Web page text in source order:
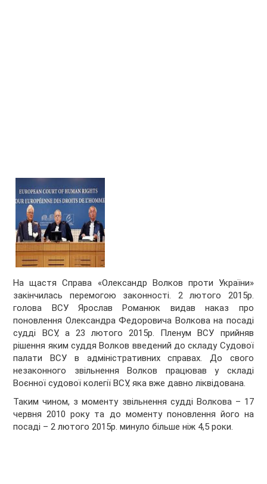
На щастя Справа «Олександр Волков проти України»
закінчилась перемогою законності. 2 лютого 2015р.
голова ВСУ Ярослав Романюк видав наказ про
поновлення Олександра Федоровича Волкова на посаді
судді ВСУ, а 23 лютого 2015р. Пленум ВСУ прийняв
рішення яким суддя Волков введений до складу Судової
палати ВСУ в адміністративних справах. До свого
незаконного звільнення Волков працював у складі
Воєнної судової колегії ВСУ, яка вже давно ліквідована.
Таким чином, з моменту звільнення судді Волкова – 17
червня 2010 року та до моменту поновлення його на
посаді – 2 лютого 2015р. минуло більше ніж 4,5 роки.